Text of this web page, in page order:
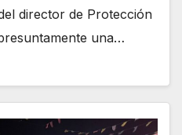
director de Protección
una…